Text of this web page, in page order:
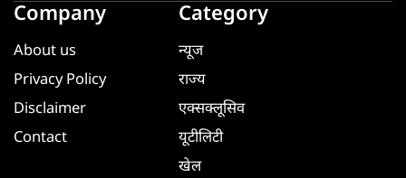
Company
About us
Privacy Policy
Disclaimer
Contact
Category
न्यूज
राज्य
एक्सक्लूसिव
यूटीलिटी
खेल